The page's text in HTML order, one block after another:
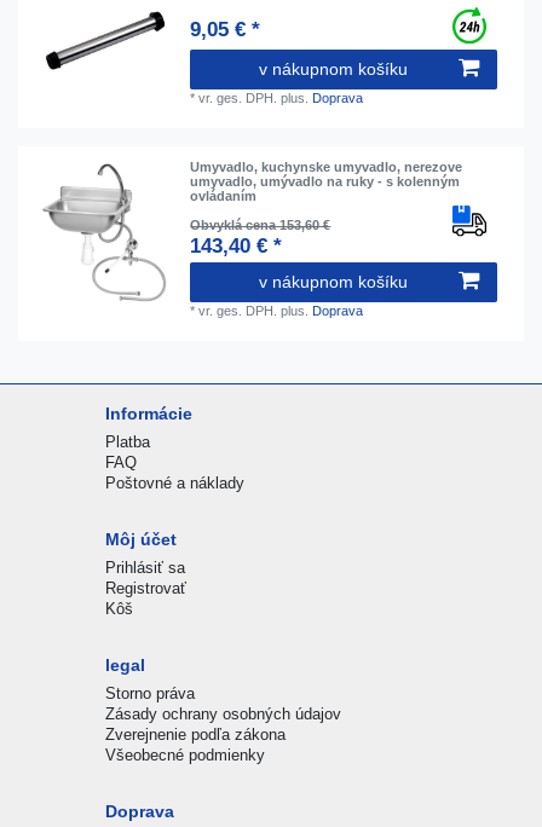
9,05 € *
v nákupnom košíku
*vr. ges. DPH. plus. Doprava
Umyvadlo, kuchynske umyvadlo, nerezove
umyvadlo, umývadlo na ruky - s kolenným
ovládaním
Obvyklá cena 153,60 €
143,40 € *
v nákupnom košíku
*vr. ges. DPH. plus. Doprava
Informácie
Platba
FAQ
Poštovné a náklady
Môj účet
Prihlásiť sa
Registrovať
Kôš
legal
Storno práva
Zásady ochrany osobných údajov
Zverejnenie podľa zákona
Všeobecné podmienky
Doprava